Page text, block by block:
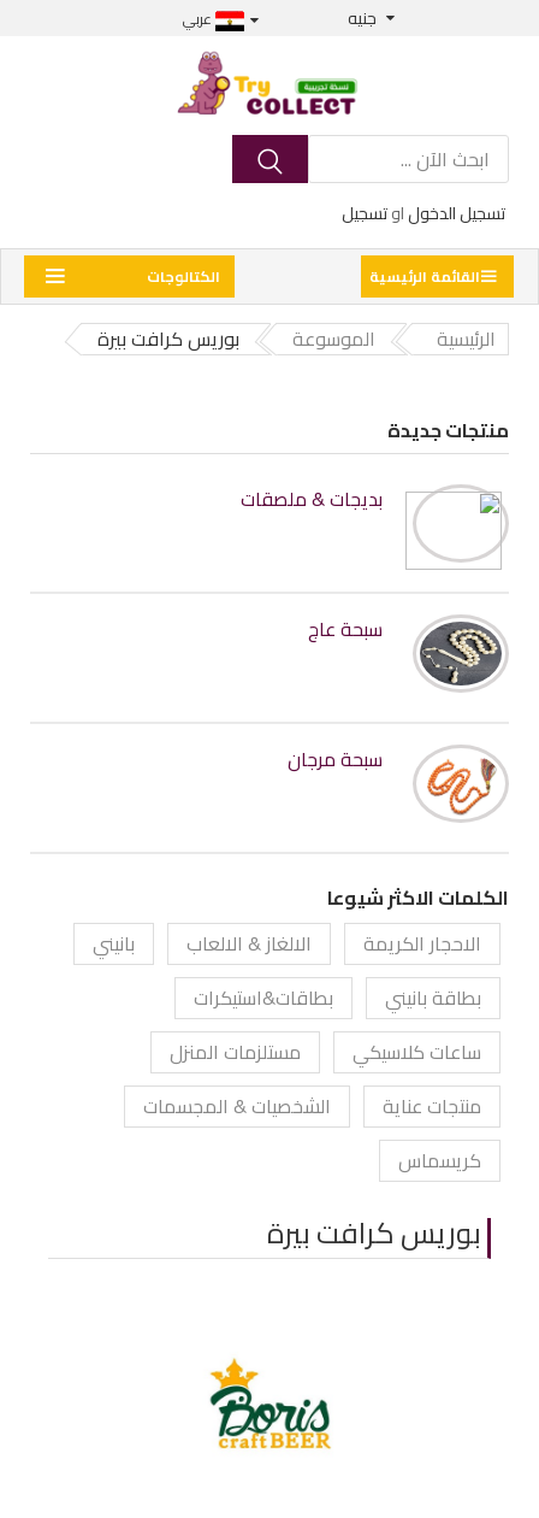
جنيه عربي
تسجيل الدخولاوتسجيل
الكتالوجات القائمة الرئيسية
الرئيسية الموسوعة بوريس كرافت بيرة
منتجات جديدة
بديجات & ملصقات
سبحة عاج
سبحة مرجان
الكلمات الاكثر شيوعا
الاحجار الكريمة
الالغاز & الالعاب
بانيني
بطاقة بانيني
بطاقات&استيكرات
ساعات كلاسيكي
مستلزمات المنزل
منتجات عناية
الشخصيات & المجسمات
كريسماس
بوريس كرافت بيرة